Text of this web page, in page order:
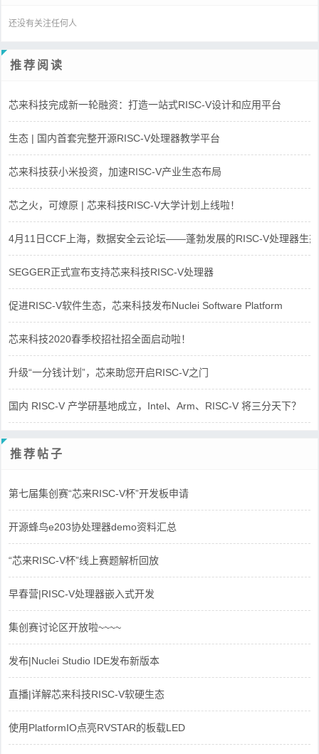
还没有关注任何人
推荐阅读
芯来科技完成新一轮融资：打造一站式RISC-V设计和应用平台
生态 | 国内首套完整开源RISC-V处理器教学平台
芯来科技获小米投资，加速RISC-V产业生态布局
芯之火，可燎原 | 芯来科技RISC-V大学计划上线啦！
4月11日CCF上海，数据安全云论坛——蓬勃发展的RISC-V处理器生态
SEGGER正式宣布支持芯来科技RISC-V处理器
促进RISC-V软件生态，芯来科技发布Nuclei Software Platform
芯来科技2020春季校招社招全面启动啦！
升级“一分钱计划”，芯来助您开启RISC-V之门
国内 RISC-V 产学研基地成立，Intel、Arm、RISC-V 将三分天下？
推荐帖子
第七届集创赛“芯来RISC-V杯”开发板申请
开源蜂鸟e203协处理器demo资料汇总
“芯来RISC-V杯”线上赛题解析回放
早春营|RISC-V处理器嵌入式开发
集创赛讨论区开放啦~~~~
发布|Nuclei Studio IDE发布新版本
直播|详解芯来科技RISC-V软硬生态
使用PlatformIO点亮RVSTAR的板载LED